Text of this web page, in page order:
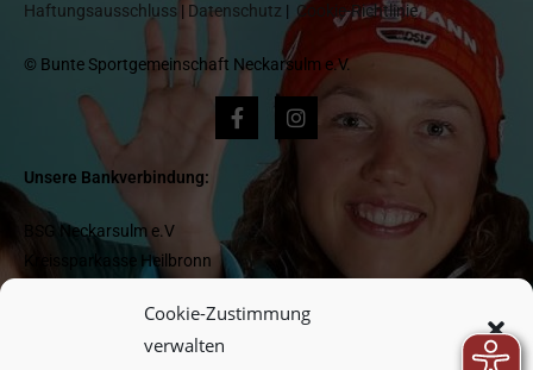
Cookie-Zustimmung
verwalten
Haftungsausschluss | Datenschutz | Cookie-Richtlinie
© Bunte Sportgemeinschaft Neckarsulm e.V.
Unsere Bankverbindung:
BSG Neckarsulm e.V
Kreissparkasse Heilbronn
BIC HEISDE66XXX